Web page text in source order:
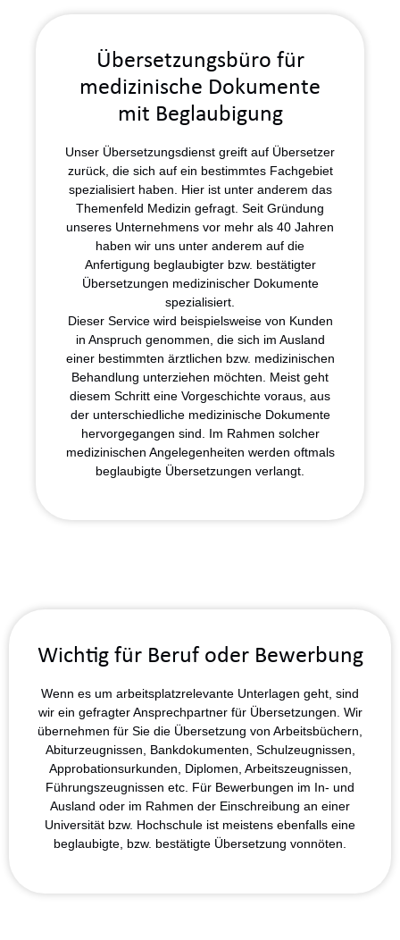
Übersetzungsbüro für
medizinische Dokumente
mit Beglaubigung
Unser Übersetzungsdienst greift auf Übersetzer
zurück, die sich auf ein bestimmtes Fachgebiet
spezialisiert haben. Hier ist unter anderem das
Themenfeld Medizin gefragt. Seit Gründung
unseres Unternehmens vor mehr als 40 Jahren
haben wir uns unter anderem auf die
Anfertigung beglaubigter bzw. bestätigter
Übersetzungen medizinischer Dokumente
spezialisiert.
Dieser Service wird beispielsweise von Kunden
in Anspruch genommen, die sich im Ausland
einer bestimmten ärztlichen bzw. medizinischen
Behandlung unterziehen möchten. Meist geht
diesem Schritt eine Vorgeschichte voraus, aus
der unterschiedliche medizinische Dokumente
hervorgegangen sind. Im Rahmen solcher
medizinischen Angelegenheiten werden oftmals
beglaubigte Übersetzungen verlangt.
Wichtig für Beruf oder Bewerbung
Wenn es um arbeitsplatzrelevante Unterlagen geht, sind
wir ein gefragter Ansprechpartner für Übersetzungen. Wir
übernehmen für Sie die Übersetzung von Arbeitsbüchern,
Abiturzeugnissen, Bankdokumenten, Schulzeugnissen,
Approbationsurkunden, Diplomen, Arbeitszeugnissen,
Führungszeugnissen etc. Für Bewerbungen im In- und
Ausland oder im Rahmen der Einschreibung an einer
Universität bzw. Hochschule ist meistens ebenfalls eine
beglaubigte, bzw. bestätigte Übersetzung vonnöten.